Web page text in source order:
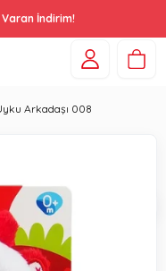
İndirim!
Arkadaşı 008